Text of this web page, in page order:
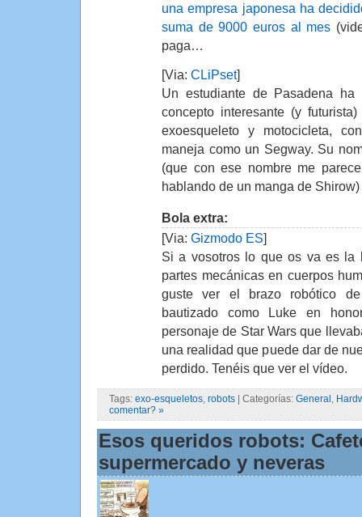
una empresa japonesa ha
suma de 9000 euros al mes
paga…
[Via: CLiPset]
Un estudiante de Pasadena
concepto interesante (y
exoesqueleto y motocicleta,
maneja como un Segway. Su
(que con ese nombre me
hablando de un manga de Shirow)
Bola extra:
[Via: Gizmodo ES]
Si a vosotros lo que os va es la
partes mecánicas en cuerpos
guste ver el brazo robótico
bautizado como Luke en
personaje de Star Wars que
una realidad que puede dar de
perdido. Tenéis que ver el vídeo.
Tags: exo-esqueletos robots | Categorías: General
comentar? »
Esos queridos robots:
supermercado y neveras